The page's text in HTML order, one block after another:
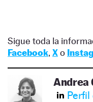
Sigue toda la
Facebook, Xo
Andrea
Perfil